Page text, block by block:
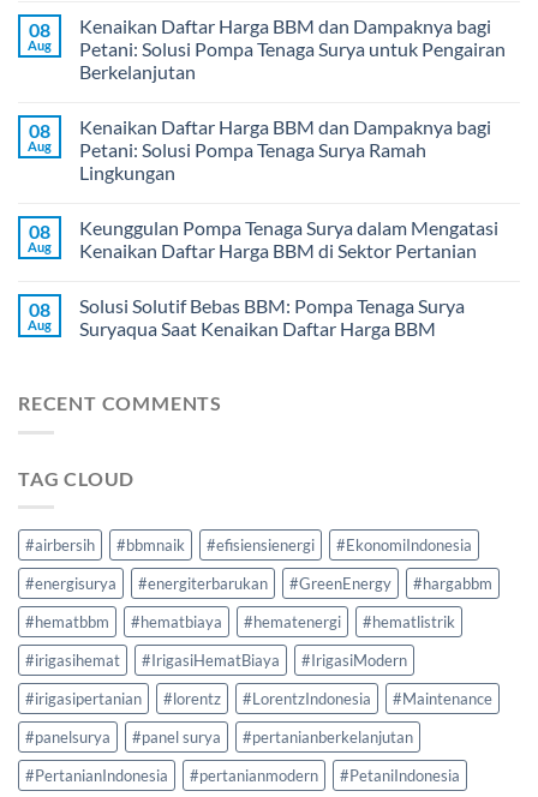
08
Aug
Kenaikan Daftar Harga BBM dan Dampaknya bagi
Petani: Solusi Pompa Tenaga Surya untuk Pengairan
Berkelanjutan
08
Aug
Kenaikan Daftar Harga BBM dan Dampaknya bagi
Petani: Solusi Pompa Tenaga Surya Ramah
Lingkungan
08
Aug
Keunggulan Pompa Tenaga Surya dalam Mengatasi
Kenaikan Daftar Harga BBM di Sektor Pertanian
08
Aug
Solusi Solutif Bebas BBM: Pompa Tenaga Surya
Suryaqua Saat Kenaikan Daftar Harga BBM
RECENT COMMENTS
TAG CLOUD
#airbersih #bbmnaik #efisiensienergi
#EkonomiIndonesia
#energisurya
#energiterbarukan #GreenEnergy
#hargabbm
#hematbbm
#hematbiaya #hematenergi
#hematlistrik
#irigasihemat
#IrigasiHematBiaya
#IrigasiModern
#irigasipertanian
#lorentz #LorentzIndonesia
#Maintenance
#panelsurya
#panel surya
#pertanianberkelanjutan
#PertanianIndonesia
#pertanianmodern
#PetaniIndonesia